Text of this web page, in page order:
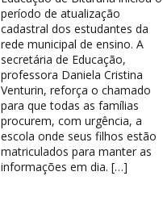
período de atualização
cadastral dos estudantes da
rede municipal de ensino. A
secretária de Educação,
professora Daniela Cristina
Venturin, reforça o chamado
para que todas as famílias
procurem, com urgência, a
escola onde seus filhos estão
matriculados para manter as
informações em dia. […]